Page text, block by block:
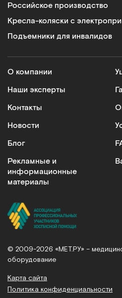
Российское производство
Кресла-коляски с
Подъемники для инвалидов
О компании
Наши эксперты
Контакты
Новости
Блог
Рекламные и
информационные
материалы
© 2009-2026 «МЕТ.РУ» –
оборудование
Карта сайта
Политика конфиденциальности